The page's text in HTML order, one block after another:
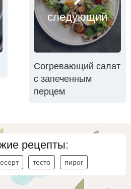
следующий
Согревающий салат
с запеченным
перцем
рецепты:
тесто пирог